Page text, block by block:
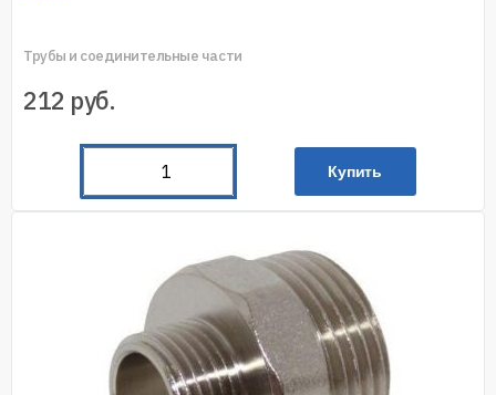
Трубы и соединительные части
212 руб.
Купить